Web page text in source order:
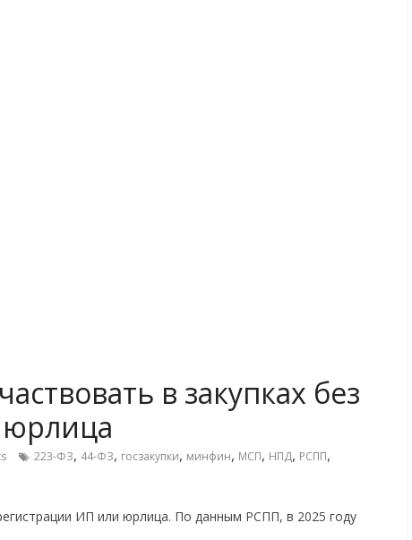
в закупках без
223-ФЗ, 44-ФЗ, госзакупки, минфин, МСП, НПД, РСПП,
ИП или юрлица. По данным РСПП, в 2025 году